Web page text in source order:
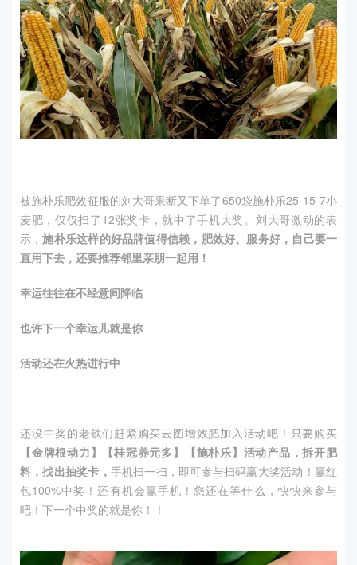
被施朴乐肥效征服的刘大哥果断又下单了650袋施朴乐25-15-7小
麦肥，仅仅扫了 12张奖卡，就中了手机大奖。刘大哥激动的表
示，施朴乐这样的好品牌值得信赖，肥效好、服务好，自己要一
直用下去，还要推荐邻里亲朋一起用！
幸运往往在不经意间降临
也许下一个幸运儿就是你
活动还在火热进行中
还没中奖的老铁们赶紧购买云图增效肥加入活动吧！只要购买
【金牌根动力】【桂冠养元多】【施朴乐】活动产品，拆开肥
料，找出抽奖卡， 手机扫一扫，即可参与扫码赢大奖活动！赢红
包100%中奖！还有机会赢手机！您还在等什么，快快来参与
吧！下一个中奖的就是你！！